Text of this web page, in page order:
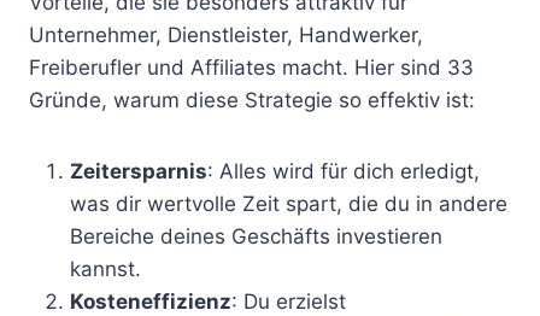
Unternehmer, Dienstleister, Handwerker,
Freiberufler und Affiliates macht. Hier sind 33
Gründe, warum diese Strategie so effektiv ist:
Zeitersparnis: Alles wird für dich erledigt,
was dir wertvolle Zeit spart, die du in andere
Bereiche deines Geschäfts investieren
kannst.
Kosteneffizienz: Du erzielst